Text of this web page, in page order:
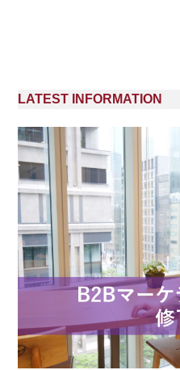
LATEST INFORMATION